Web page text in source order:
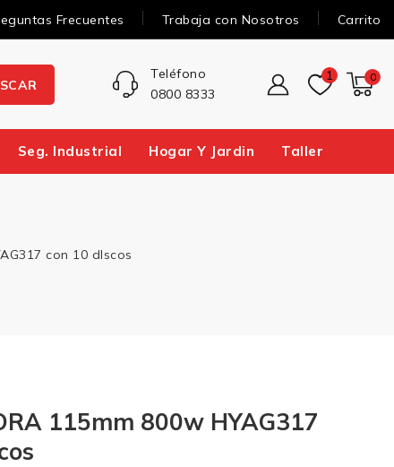
Frecuentes Trabaja con Nosotros Carrito
Teléfono
0800 8333
1 0
Seg. Industrial Hogar Y Jardin Taller
con 10 dIscos
115mm 800w HYAG317